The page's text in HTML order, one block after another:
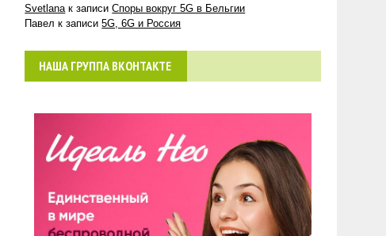
Svetlana к записиСпоры вокруг 5G в Бельгии
Павел к записи5G, 6G и Россия
НАША ГРУППА ВКОНТАКТЕ